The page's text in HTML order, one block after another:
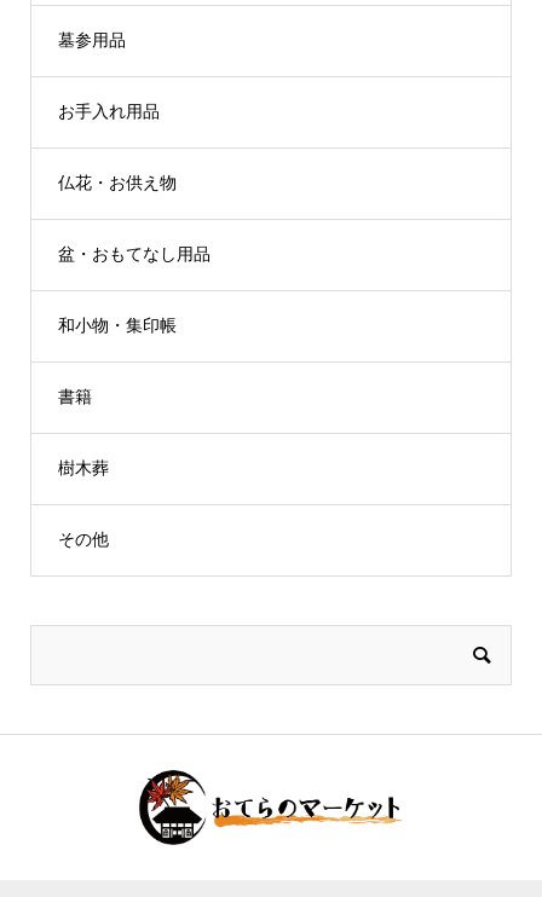
墓参用品
お手入れ用品
仏花・お供え物
盆・おもてなし用品
和小物・集印帳
書籍
樹木葬
その他